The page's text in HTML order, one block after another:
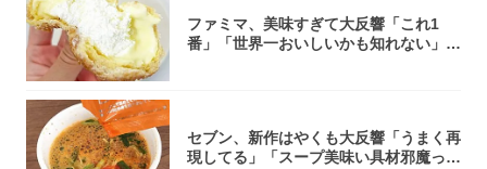
ファミマ、美味すぎて大反響「これ1
番」「世界一おいしいかも知れない」
セブン、新作はやくも大反響「うまく再
現してる」「スープ美味い具材邪魔って